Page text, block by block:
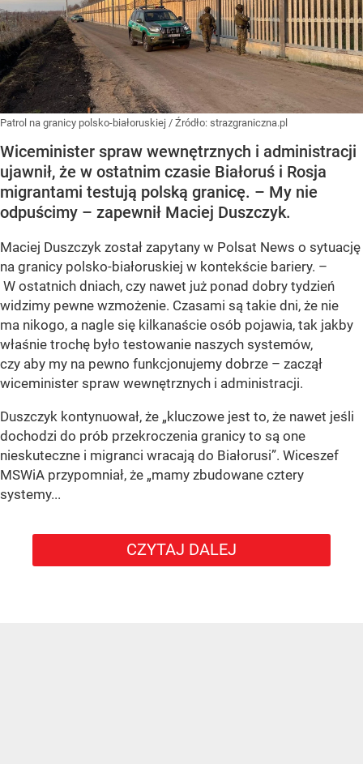
Patrol na granicy polsko-białoruskiej / Źródło: strazgraniczna.pl
Wiceminister spraw wewnętrznych i administracji
ujawnił, że w ostatnim czasie Białoruś i Rosja
migrantami testują polską granicę. – My nie
odpuścimy – zapewnił Maciej Duszczyk.
Maciej Duszczyk został zapytany w Polsat News o sytuację
na granicy polsko-białoruskiej w kontekście bariery. –
W ostatnich dniach, czy nawet już ponad dobry tydzień
widzimy pewne wzmożenie. Czasami są takie dni, że nie
ma nikogo, a nagle się kilkanaście osób pojawia, tak jakby
właśnie trochę było testowanie naszych systemów,
czy aby my na pewno funkcjonujemy dobrze – zaczął
wiceminister spraw wewnętrznych i administracji.
Duszczyk kontynuował, że „kluczowe jest to, że nawet jeśli
dochodzi do prób przekroczenia granicy to są one
nieskuteczne i migranci wracają do Białorusi”. Wiceszef
MSWiA przypomniał, że „mamy zbudowane cztery
systemy...
CZYTAJ DALEJ